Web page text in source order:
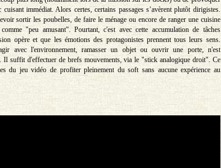
cuisant immédiat. Alors certes, certains passages s’avèrent plutôt dirigistes.
sortir les poubelles, de faire le ménage ou encore de ranger une cuisine
"peu amusant". Pourtant, c'est avec cette accumulation de tâches
opère et que les émotions des protagonistes prennent tous leurs sens.
avec l'environnement, ramasser un objet ou ouvrir une porte, n'est
Il suffit d'effectuer de brefs mouvements, via le "stick analogique droit". Ce
du jeu vidéo de profiter pleinement du soft sans aucune expérience au